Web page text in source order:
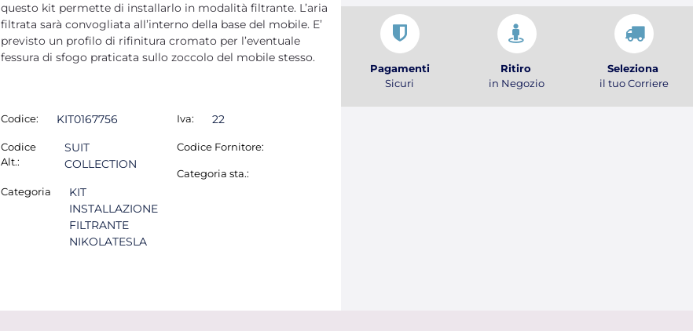
questo kit permette di installarlo in modalità filtrante. L’aria
filtrata sarà convogliata all’interno della base del mobile. E’
previsto un profilo di rifinitura cromato per l’eventuale
fessura di sfogo praticata sullo zoccolo del mobile stesso.
Codice: KIT0167756
Codice
Alt.:
SUIT
COLLECTION
Categoria
KIT
INSTALLAZIONE
FILTRANTE
NIKOLATESLA
Iva: 22
Codice Fornitore:
Categoria sta.:
Pagamenti
Sicuri
Ritiro
in Negozio
Seleziona
il tuo Corriere